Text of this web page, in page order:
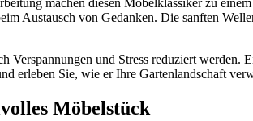
machen diesen Möbelklassiker zu
Austausch von Gedanken. Die sanften
und Stress reduziert werden.
erleben Sie, wie er Ihre Gartenlandschaft
Möbelstück